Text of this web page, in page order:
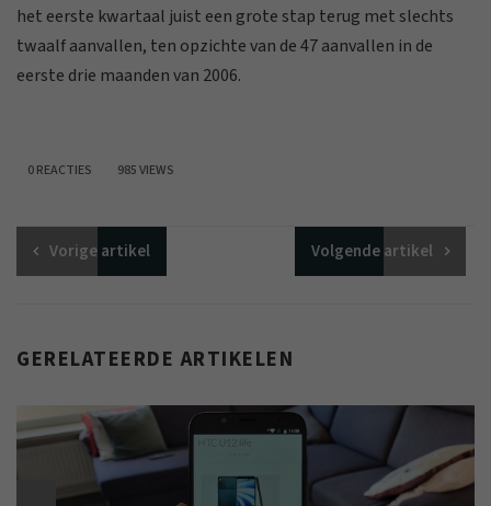
het eerste kwartaal juist een grote stap terug met slechts
twaalf aanvallen, ten opzichte van de 47 aanvallen in de
eerste drie maanden van 2006.
0 REACTIES 985 VIEWS
Vorigeartikel Volgendeartikel
GERELATEERDE ARTIKELEN